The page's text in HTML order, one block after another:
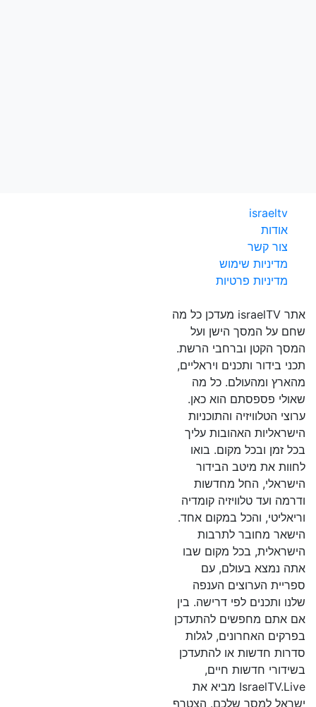
israeltv
אודות
צור קשר
מדיניות שימוש
מדיניות פרטיות
אתר israelTV מעדכן כל מה
שחם על המסך הישן ועל
המסך הקטן וברחבי הרשת.
תכני בידור ותכנים ויראליים,
מהארץ ומהעולם. כל מה
שאולי פספסתם הוא כאן.
ערוצי הטלוויזיה והתוכניות
הישראליות האהובות עליך
בכל זמן ובכל מקום. בואו
לחוות את מיטב הבידור
הישראלי, החל מחדשות
ודרמה ועד טלוויזיה קומדיה
וריאליטי, והכל במקום אחד.
הישאר מחובר לתרבות
הישראלית, בכל מקום שבו
אתה נמצא בעולם, עם
ספריית הערוצים הענפה
שלנו ותכנים לפי דרישה. בין
אם אתם מחפשים להתעדכן
בפרקים האחרונים, לגלות
סדרות חדשות או להתעדכן
בשידורי חדשות חיים,
IsraelTV.Live מביא את
ישראל למסך שלכם. הצטרף